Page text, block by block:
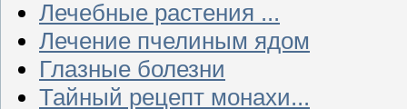
Лечебные растения ...
Лечение пчелиным ядом
Глазные болезни
Тайный рецепт монахи...